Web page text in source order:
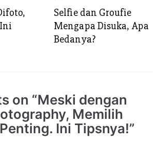
Selfie dan Groufie
Mengapa Disuka, Apa
Bedanya?
on “Meski dengan
Memilih
Ini Tipsnya!”